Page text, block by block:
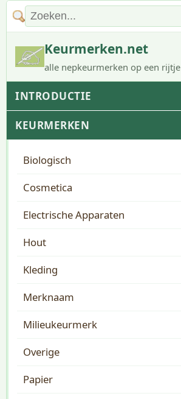
Keurmerken.net
alle nepkeurmerken op een rijtje
INTRODUCTIE
KEURMERKEN
Biologisch
Cosmetica
Electrische Apparaten
Hout
Kleding
Merknaam
Milieukeurmerk
Overige
Papier